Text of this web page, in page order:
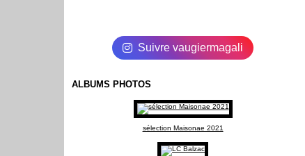
Suivre vaugiermagali
ALBUMS PHOTOS
sélection Maisonae 2021